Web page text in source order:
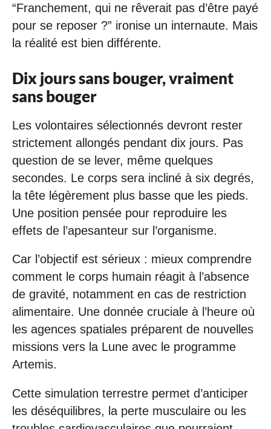
“Franchement, qui ne rêverait pas d’être payé
pour se reposer ?” ironise un internaute. Mais
la réalité est bien différente.
Dix jours sans bouger, vraiment
sans bouger
Les volontaires sélectionnés devront rester
strictement allongés pendant dix jours. Pas
question de se lever, même quelques
secondes. Le corps sera incliné à six degrés,
la tête légèrement plus basse que les pieds.
Une position pensée pour reproduire les
effets de l’apesanteur sur l’organisme.
Car l’objectif est sérieux : mieux comprendre
comment le corps humain réagit à l’absence
de gravité, notamment en cas de restriction
alimentaire. Une donnée cruciale à l’heure où
les agences spatiales préparent de nouvelles
missions vers la Lune avec le programme
Artemis.
Cette simulation terrestre permet d’anticiper
les déséquilibres, la perte musculaire ou les